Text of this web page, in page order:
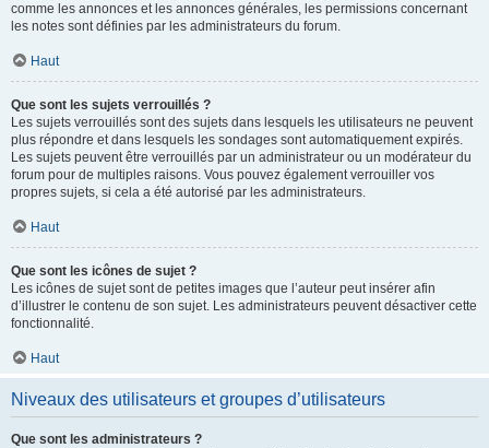
comme les annonces et les annonces générales, les permissions concernant
les notes sont définies par les administrateurs du forum.
Haut
Que sont les sujets verrouillés ?
Les sujets verrouillés sont des sujets dans lesquels les utilisateurs ne peuvent
plus répondre et dans lesquels les sondages sont automatiquement expirés.
Les sujets peuvent être verrouillés par un administrateur ou un modérateur du
forum pour de multiples raisons. Vous pouvez également verrouiller vos
propres sujets, si cela a été autorisé par les administrateurs.
Haut
Que sont les icônes de sujet ?
Les icônes de sujet sont de petites images que l’auteur peut insérer afin
d’illustrer le contenu de son sujet. Les administrateurs peuvent désactiver cette
fonctionnalité.
Haut
Niveaux des utilisateurs et groupes d’utilisateurs
Que sont les administrateurs ?